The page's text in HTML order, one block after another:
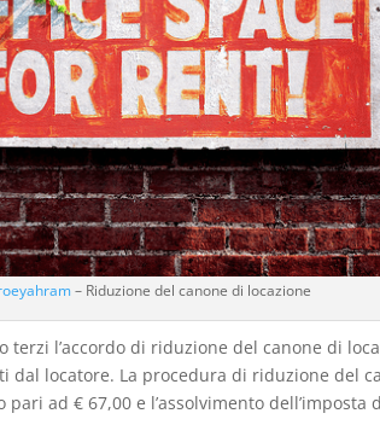
– Riduzione del canone di locazione
terzi l’accordo di riduzione del canone di
locatore. La procedura di riduzione del
pari ad € 67,00 e l’assolvimento dell’imposta